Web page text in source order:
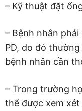
– Kỹ thuật đặt
– Bệnh nhân
PD, do đó
bệnh nhân cần
– Trong trường
thể được xem